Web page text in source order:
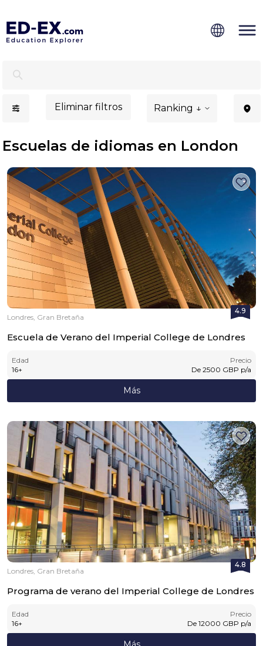
Eliminar filtros Ranking ↓
Escuelas de idiomas en London
4.9
Londres, Gran Bretaña
Escuela de Verano del Imperial College de Londres
Edad
16+
Precio
De 2500 GBP p/a
Más
4.8
Londres, Gran Bretaña
Programa de verano del Imperial College de Londres
Edad
16+
Precio
De 12000 GBP p/a